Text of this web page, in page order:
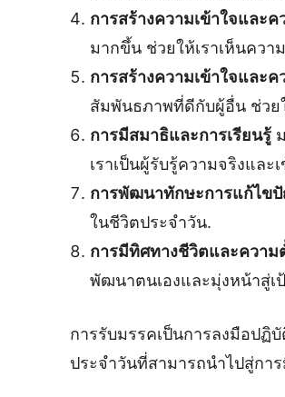
การสร้างความเข้าใจและค
มากขึ้น ช่วยให้เราเห็นคว
การสร้างความเข้าใจและ
สัมพันธภาพที่ดีกับผู้อื่น ช่วย
การมีสมาธิและการเรียนรู้ม
เราเป็นผู้รับรู้ความจริงและ
การพัฒนาทักษะการแก้ไข
ในชีวิตประจำวัน.
การมีทิศทางชีวิตและความ
พัฒนาตนเองและมุ่งหน้าสู่เ
การรับมรรคเป็นการลงมือปฏิ
ประจำวันที่สามารถนำไปสู่ก